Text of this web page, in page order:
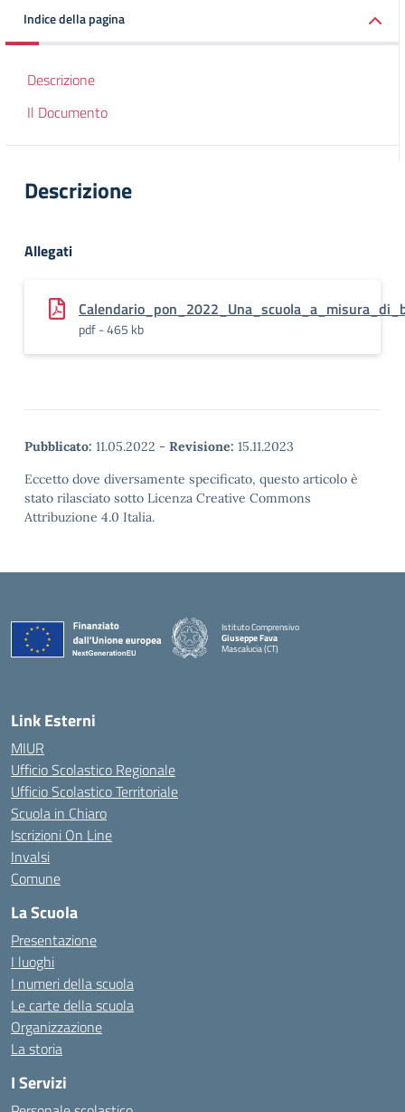
Indice della pagina
Descrizione
Il Documento
Descrizione
Allegati
pdf - 465 kb
Pubblicato: 11.05.2022 - Revisione: 15.11.2023
Eccetto dove diversamente specificato, questo articolo è
stato rilasciato sotto Licenza Creative Commons
Attribuzione 4.0 Italia.
Istituto Comprensivo
Giuseppe Fava
Mascalucia (CT)
Link Esterni
MIUR
Ufficio Scolastico Regionale
Ufficio Scolastico Territoriale
Scuola in Chiaro
Iscrizioni On Line
Invalsi
Comune
La Scuola
Presentazione
I luoghi
I numeri della scuola
Le carte della scuola
Organizzazione
La storia
I Servizi